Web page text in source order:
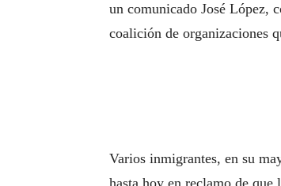
un comunicado José López,
coalición de organizaciones
Varios inmigrantes, en su
hasta hoy en reclamo de que